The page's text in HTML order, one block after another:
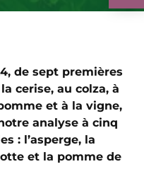
de sept premières
cerise, au colza, à
et à la vigne,
analyse à cinq
: l’asperge, la
et la pomme de